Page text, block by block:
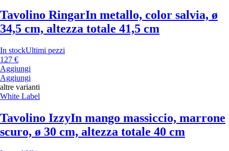
Tavolino RingarIn metallo, color salvia, ø
34,5 cm, altezza totale 41,5 cm
In stockUltimi pezzi
127 €
Aggiungi
Aggiungi
altre varianti
White Label
Tavolino IzzyIn mango massiccio, marrone
scuro, ø 30 cm, altezza totale 40 cm